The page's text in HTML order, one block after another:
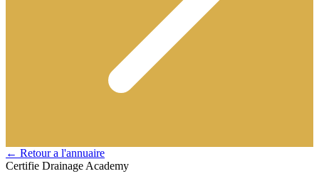
← Retour a l'annuaire
Certifie Drainage Academy